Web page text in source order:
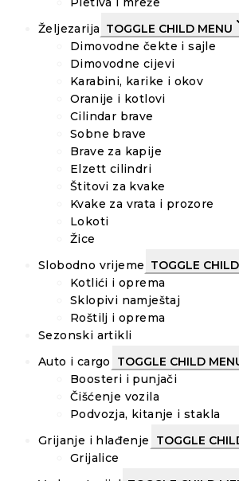
Željezarija TOGGLE CHILD MENU
Dimovodne čekte i sajle
Dimovodne cijevi
Karabini, karike i okov
Oranije i kotlovi
Cilindar brave
Sobne brave
Brave za kapije
Elzett cilindri
Štitovi za kvake
Kvake za vrata i prozore
Lokoti
Žice
Slobodno vrijeme TOGGLE
Kotlići i oprema
Sklopivi namještaj
Roštilj i oprema
Sezonski artikli
Auto i cargo
TOGGLE CHILD
Boosteri i punjači
Čišćenje vozila
Podvozja, kitanje i stakla
Grijanje i hlađenje
TOGGLE
Grijalice